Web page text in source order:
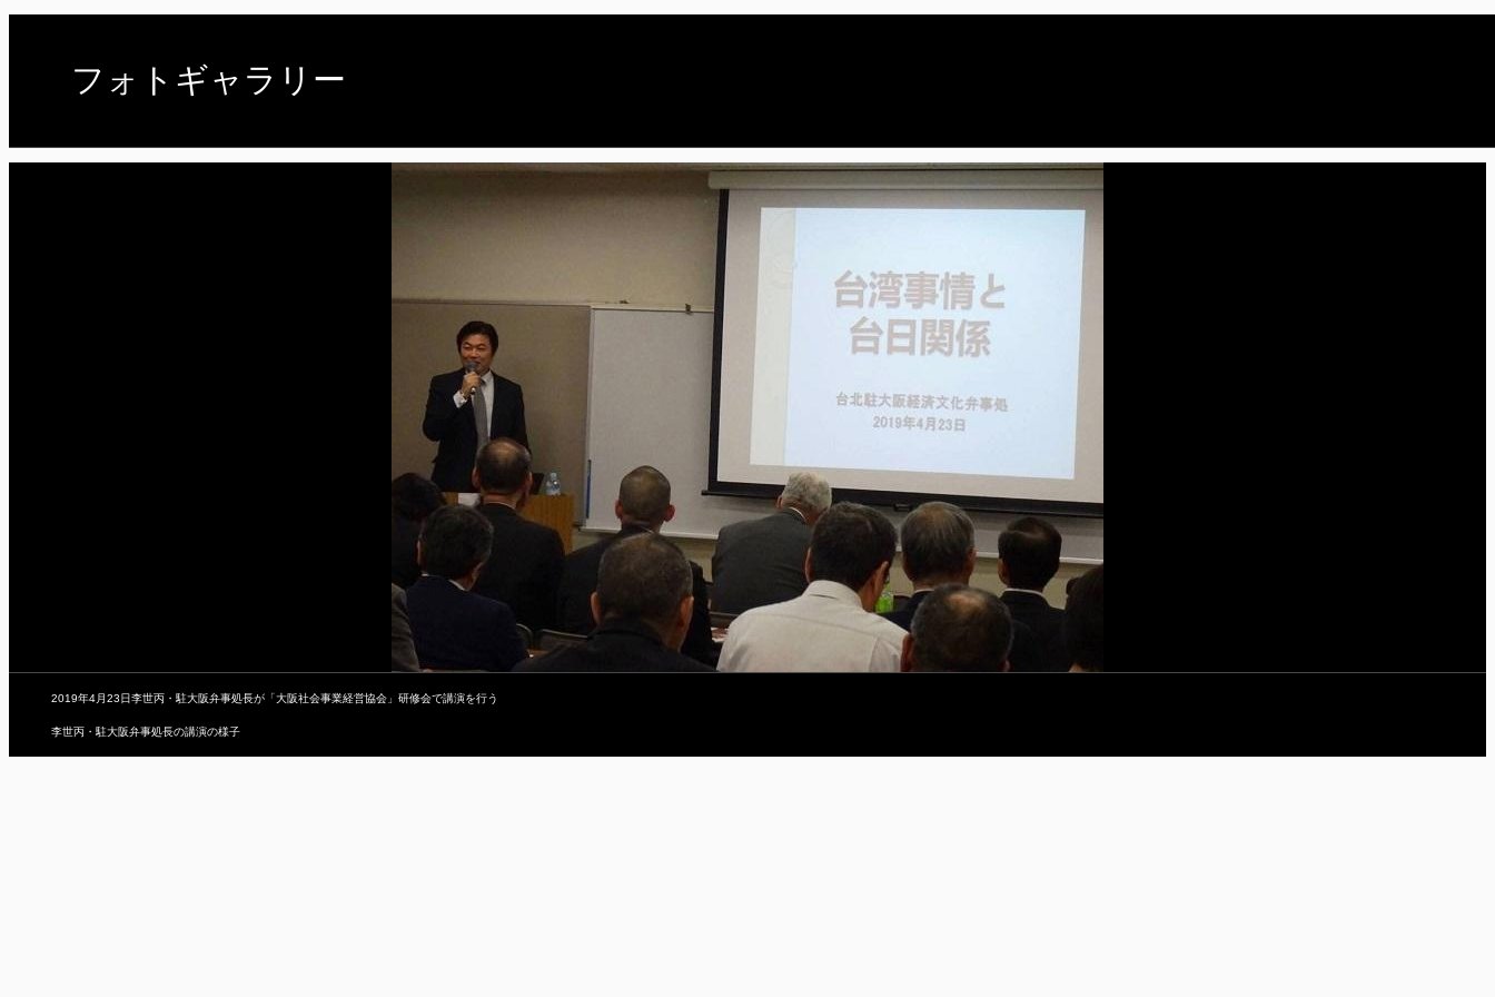
フォトギャラリー
2019年4月23日李世丙・駐大阪弁事処長が「大阪社会事業経営協会」研修会で講演を行う
李世丙・駐大阪弁事処長の講演の様子